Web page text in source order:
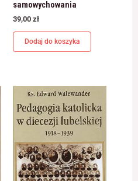
samowychowania
39,00 zł
Dodaj do koszyka